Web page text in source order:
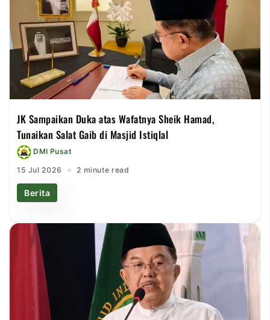
JK Sampaikan Duka atas Wafatnya Sheik Hamad,
Tunaikan Salat Gaib di Masjid Istiqlal
DMI Pusat
15 Jul 2026 2 minute read
Berita